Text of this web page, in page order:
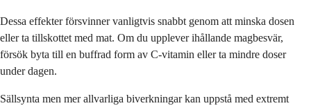
Dessa effekter försvinner vanligtvis snabbt genom att minska dosen
eller ta tillskottet med mat. Om du upplever ihållande magbesvär,
försök byta till en buffrad form av C-vitamin eller ta mindre doser
under dagen.
Sällsynta men mer allvarliga biverkningar kan uppstå med extremt